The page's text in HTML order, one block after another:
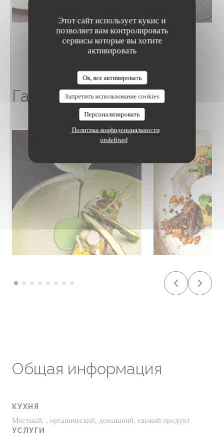
Этот сайт использует кукис и
позволяет вам контролировать
сервисы которые вы хотите
активировать
Ок, все активировать
Запретить использование cookies
Персонализировать
Политика конфиденциальности
undefined
Галерея изображений
Общая информация
КУХНЯ
Местный, , органический, домашний, свежий продукт
УСЛУГИ
The Friendly Kitchen